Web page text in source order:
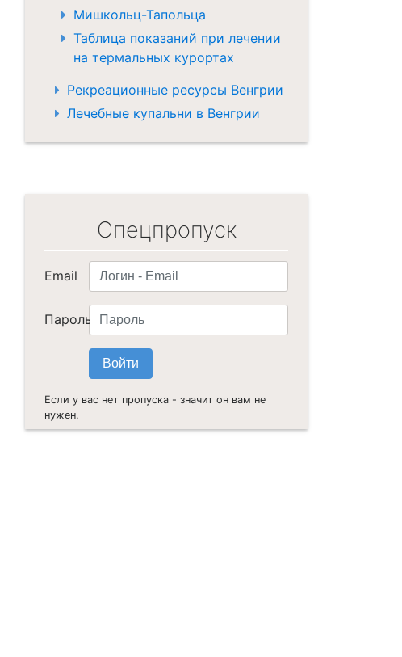
Мишкольц-Тапольца
Таблица показаний при лечении
на термальных курортах
Рекреационные ресурсы Венгрии
Лечебные купальни в Венгрии
Спецпропуск
Email
Пароль
Если у вас нет пропуска - значит он вам не
нужен.